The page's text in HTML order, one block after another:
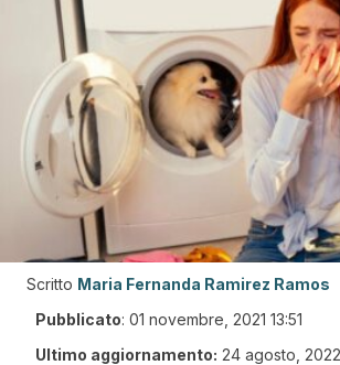
Scritto Maria Fernanda Ramirez Ramos
Pubblicato: 01 novembre, 2021 13:51
Ultimo aggiornamento: 24 agosto, 2022